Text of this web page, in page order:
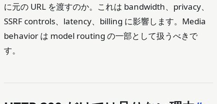
に元の URL を渡すのか。これは bandwidth、privacy、
SSRF controls、latency、billing に影響します。Media
behavior は model routing の一部として扱うべきで
す。